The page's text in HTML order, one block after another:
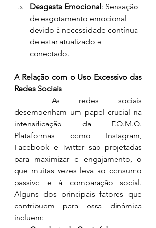
Desgaste Emocional: Sensação
de esgotamento emocional
devido à necessidade contínua
de estar atualizado e
conectado.
A Relação com o Uso Excessivo das
Redes Sociais
desempenham um papel crucial na
intensificação da F.O.M.O.
Plataformas como Instagram,
Facebook e Twitter são projetadas
para maximizar o engajamento, o
que muitas vezes leva ao consumo
passivo e à comparação social.
Alguns dos principais fatores que
contribuem para essa dinâmica
incluem: